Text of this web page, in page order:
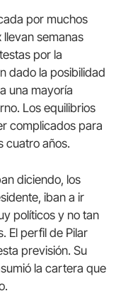
por muchos
llevan semanas
por la
dado la posibilidad
una mayoría
Los equilibrios
complicados para
cuatro años.
diciendo, los
iban a ir
políticos y no tan
El perfil de Pilar
previsión. Su
la cartera que